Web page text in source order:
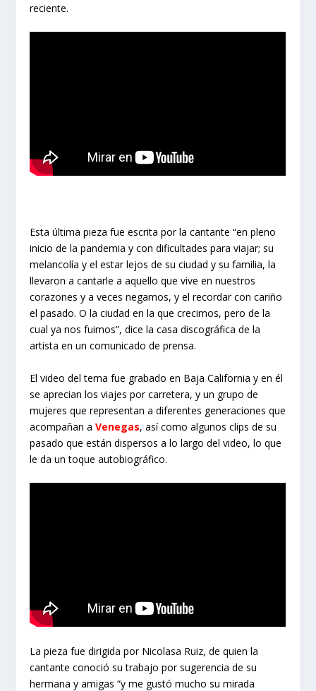
reciente.
Esta última pieza fue escrita por la cantante “en pleno
inicio de la pandemia y con dificultades para viajar; su
melancolía y el estar lejos de su ciudad y su familia, la
llevaron a cantarle a aquello que vive en nuestros
corazones y a veces negamos, y el recordar con cariño
el pasado. O la ciudad en la que crecimos, pero de la
cual ya nos fuimos”, dice la casa discográfica de la
artista en un comunicado de prensa.
El video del tema fue grabado en Baja California y en él
se aprecian los viajes por carretera, y un grupo de
mujeres que representan a diferentes generaciones que
acompañan aVenegas, así como algunos clips de su
pasado que están dispersos a lo largo del video, lo que
le da un toque autobiográfico.
La pieza fue dirigida por Nicolasa Ruiz, de quien la
cantante conoció su trabajo por sugerencia de su
hermana y amigas “y me gustó mucho su mirada